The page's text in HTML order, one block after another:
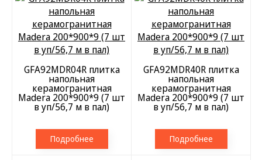
GFA92MDR04R плитка
напольная
керамогранитная
Madera 200*900*9 (7 шт
в уп/56,7 м в пал)
Подробнее
GFA92MDR40R плитка
напольная
керамогранитная
Madera 200*900*9 (7 шт
в уп/56,7 м в пал)
Подробнее